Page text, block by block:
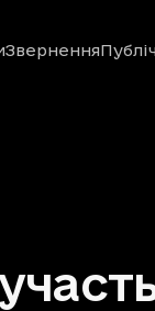
Звернення